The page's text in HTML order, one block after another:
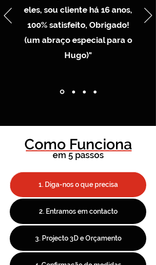
eles, sou cliente há 16 anos,
100% satisfeito, Obrigado!
(um abraço especial para o
Hugo)"
Como Funciona
em 5 passos
1. Diga-nos o que precisa
2. Entramos em contacto
3. Projecto 3D e Orçamento